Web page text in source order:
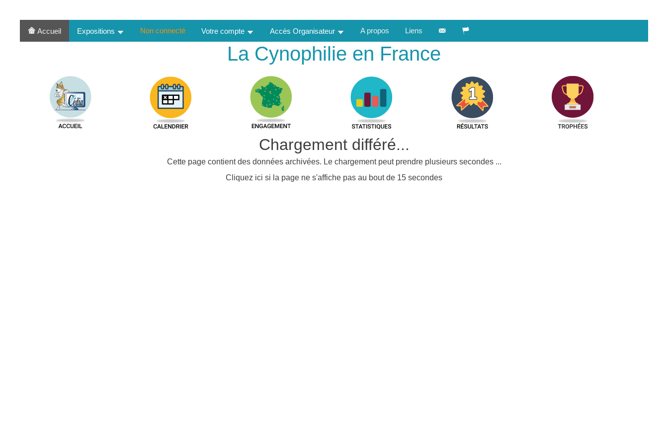
Accueil Expositions Non connecté Votre compte Accès Organisateur A propos Liens
La Cynophilie en France
Chargement différé...
Cette page contient des données archivées. Le chargement peut prendre plusieurs secondes ...
Cliquez ici si la page ne s'affiche pas au bout de 15 secondes